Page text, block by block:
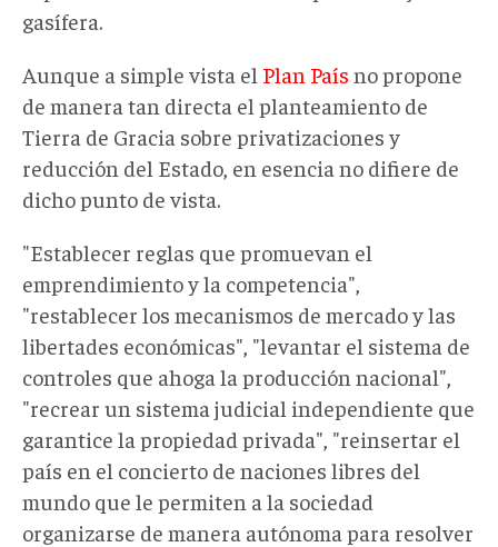
gasífera.
Aunque a simple vista el Plan País no propone
de manera tan directa el planteamiento de
Tierra de Gracia sobre privatizaciones y
reducción del Estado, en esencia no difiere de
dicho punto de vista.
"Establecer reglas que promuevan el
emprendimiento y la competencia",
"restablecer los mecanismos de mercado y las
libertades económicas", "levantar el sistema de
controles que ahoga la producción nacional",
"recrear un sistema judicial independiente que
garantice la propiedad privada", "reinsertar el
país en el concierto de naciones libres del
mundo que le permiten a la sociedad
organizarse de manera autónoma para resolver